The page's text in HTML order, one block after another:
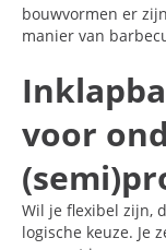
bouwvormen er
manier van
voor
Wil je flexibel zijn,
logische keuze. Je